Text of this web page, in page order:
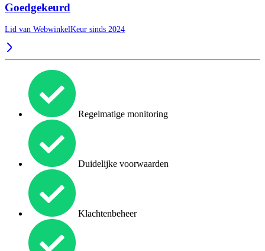
Goedgekeurd
Lid van WebwinkelKeur sinds 2024
Regelmatige monitoring
Duidelijke voorwaarden
Klachtenbeheer